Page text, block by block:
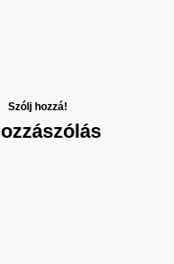
Szólj hozzá!